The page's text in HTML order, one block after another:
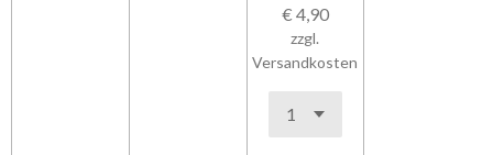
€ 4,90
zzgl.
Versandkosten